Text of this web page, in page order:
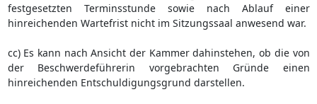
festgesetzten Terminsstunde sowie nach Ablauf einer
hinreichenden Wartefrist nicht im Sitzungssaal anwesend war.
cc) Es kann nach Ansicht der Kammer dahinstehen, ob die von
der Beschwerdeführerin vorgebrachten Gründe einen
hinreichenden Entschuldigungsgrund darstellen.